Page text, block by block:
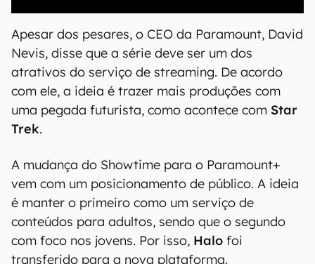
Apesar dos pesares, o CEO da Paramount, David
Nevis, disse que a série deve ser um dos
atrativos do serviço de streaming. De acordo
com ele, a ideia é trazer mais produções com
uma pegada futurista, como acontece com Star
Trek.
A mudança do Showtime para o Paramount+
vem com um posicionamento de público. A ideia
é manter o primeiro como um serviço de
conteúdos para adultos, sendo que o segundo
com foco nos jovens. Por isso, Halo foi
transferido para a nova plataforma.